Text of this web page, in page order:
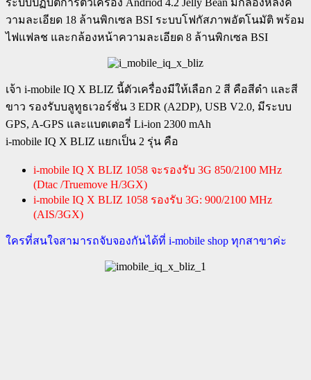
ระบบปฏิบัติการตัวเครื่อง Andriod 4.2 Jelly Bean มีกล้องหลังค
วามละเอียด 18 ล้านพิกเซล BSI ระบบโฟกัสภาพอัตโนมัติ พร้อม
ไฟแฟลช และกล้องหน้าความละเอียด 8 ล้านพิกเซล BSI
เจ้า i-mobile IQ X BLIZ นี้ตัวเครื่องมีให้เลือก 2 สี คือสีดำ และสี
ขาว รองรับบลูทูธเวอร์ชั่น 3 EDR (A2DP), USB V2.0, มีระบบ
GPS, A-GPS และแบตเตอรี่ Li-ion 2300 mAh
i-mobile IQ X BLIZ แยกเป็น 2 รุ่น คือ
i-mobile IQ X BLIZ 1058 จะรองรับ 3G 850/2100 MHz
(Dtac /Truemove H/3GX)
i-mobile IQ X BLIZ 1058 รองรับ 3G: 900/2100 MHz
(AIS/3GX)
ใครที่สนใจสามารถจับจองกันได้ที่ i-mobile shop ทุกสาขาค่ะ